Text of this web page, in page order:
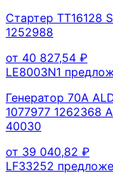
Стартер TT16128
1252988
от 40 827,54 ₽
LE8003N1
Генератор 70A
1077977 1262368
40030
от 39 040,82 ₽
LF33252